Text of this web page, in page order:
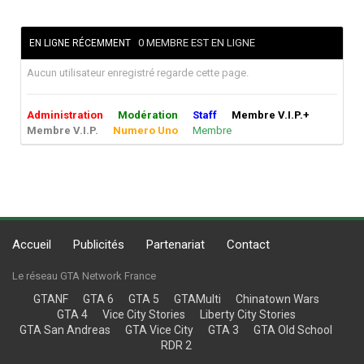
EN LIGNE RÉCEMMENT 0 MEMBRE EST EN LIGNE
Aucun utilisateur enregistré regarde cette page.
Administration Modération Staff
Membre V.I.P.+
Membre V.I.P.
Numero Uno Membre
Accueil Publicités Partenariat Contact
Le réseau GTA Network France
GTANF GTA 6 GTA 5 GTAMulti
Chinatown Wars
GTA 4
Vice City Stories
Liberty City Stories
GTA San Andreas
GTA Vice City GTA 3
GTA Old School
RDR 2